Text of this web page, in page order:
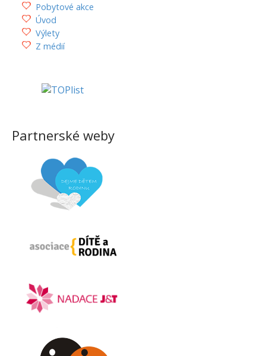
Pobytové akce
Úvod
Výlety
Z médií
Partnerské weby